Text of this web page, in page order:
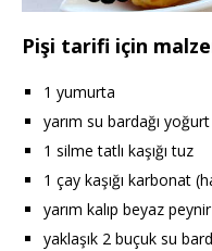
Pişi tarifi için
1 yumurta
yarım su bardağı yoğurt
1 silme tatlı kaşığı tuz
1 çay kaşığı karbonat
yarım kalıp beyaz
yaklaşık 2 buçuk su